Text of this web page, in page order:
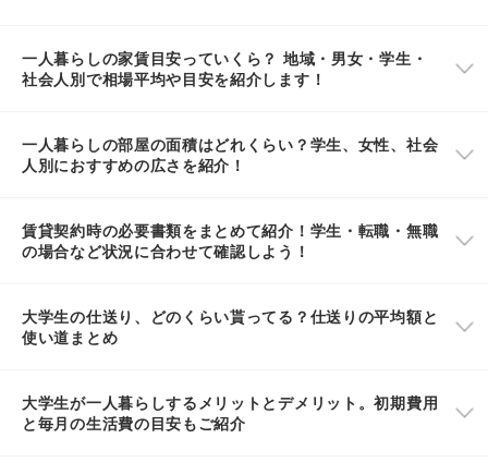
一人暮らしの家賃目安っていくら？ 地域・男女・学生・
社会人別で相場平均や目安を紹介します！
一人暮らしの部屋の面積はどれくらい？学生、女性、社会
人別におすすめの広さを紹介！
賃貸契約時の必要書類をまとめて紹介！学生・転職・無職
の場合など状況に合わせて確認しよう！
大学生の仕送り、どのくらい貰ってる？仕送りの平均額と
使い道まとめ
大学生が一人暮らしするメリットとデメリット。初期費用
と毎月の生活費の目安もご紹介